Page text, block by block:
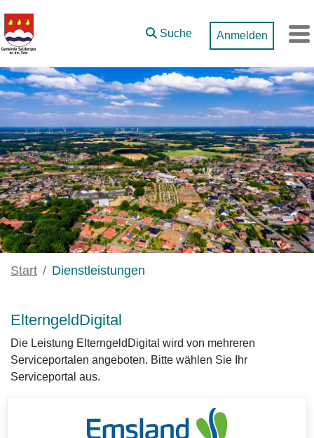
Zum Hauptinhalt springen
Suche
Anmelden
Start Dienstleistungen
ElterngeldDigital
Die Leistung ElterngeldDigital wird von mehreren
Serviceportalen angeboten. Bitte wählen Sie Ihr
Serviceportal aus.